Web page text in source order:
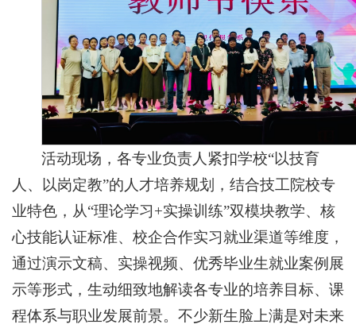
活动现场，各专业负责人紧扣学校“以技育
人、以岗定教”的人才培养规划，结合技工院校专
业特色，从“理论学习+实操训练”双模块教学、核
心技能认证标准、校企合作实习就业渠道等维度，
通过演示文稿、实操视频、优秀毕业生就业案例展
示等形式，生动细致地解读各专业的培养目标、课
程体系与职业发展前景。不少新生脸上满是对未来